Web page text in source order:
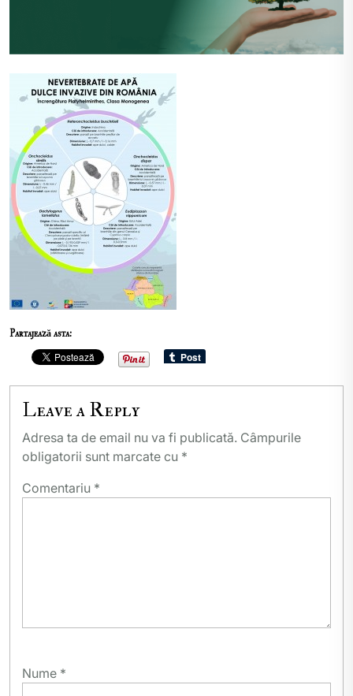
Partajează asta:
Leave a Reply
Adresa ta de email nu va fi publicată. Câmpurile
obligatorii sunt marcate cu *
Comentariu *
Nume *